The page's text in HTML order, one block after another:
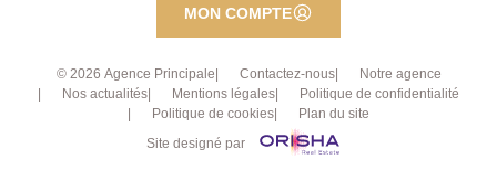
MON COMPTE
© 2026 Agence Principale Contactez-nous
Notre agence
Nos actualités
Mentions légales
Politique de confidentialité
Politique de cookies
Plan du site
Site designé par